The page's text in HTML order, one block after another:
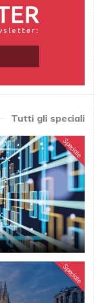
Tutti gli speciali
Speciale
Speciale